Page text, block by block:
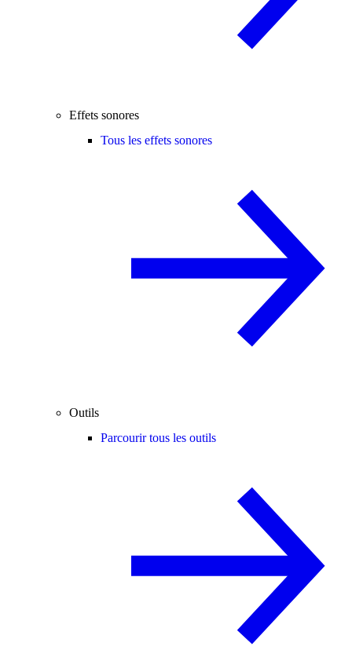
Effets sonores
Tous les effets sonores
Outils
Parcourir tous les outils